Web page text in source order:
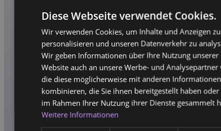
Diese Webseite verwendet Cookies.
Wir verwenden Cookies, um Inhalte und Anzeigen zu
personalisieren und unseren Datenverkehr zu
Wir geben Informationen über Ihre Nutzung unserer
Website auch an unsere Werbe- und Analysepartner
die diese möglicherweise mit anderen Informationen
kombinieren, die Sie ihnen bereitgestellt haben oder
im Rahmen Ihrer Nutzung ihrer Dienste gesammelt
Weitere Informationen